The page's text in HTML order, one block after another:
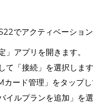
でアクティベーショ
」アプリを開きます。
て「接続」を選択します
カード管理」をタップ
イルプランを追加」を選